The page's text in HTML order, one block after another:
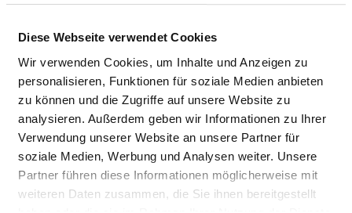
Diese Webseite verwendet Cookies
Wir verwenden Cookies, um Inhalte und Anzeigen zu
personalisieren, Funktionen für soziale Medien anbieten
zu können und die Zugriffe auf unsere Website zu
analysieren. Außerdem geben wir Informationen zu Ihrer
Verwendung unserer Website an unsere Partner für
soziale Medien, Werbung und Analysen weiter. Unsere
Partner führen diese Informationen möglicherweise mit
weiteren Daten zusammen, die Sie ihnen bereitgestellt
Passend dazu:
Medizinische Leistungen
Medizinisch-pflegerische Leistungen